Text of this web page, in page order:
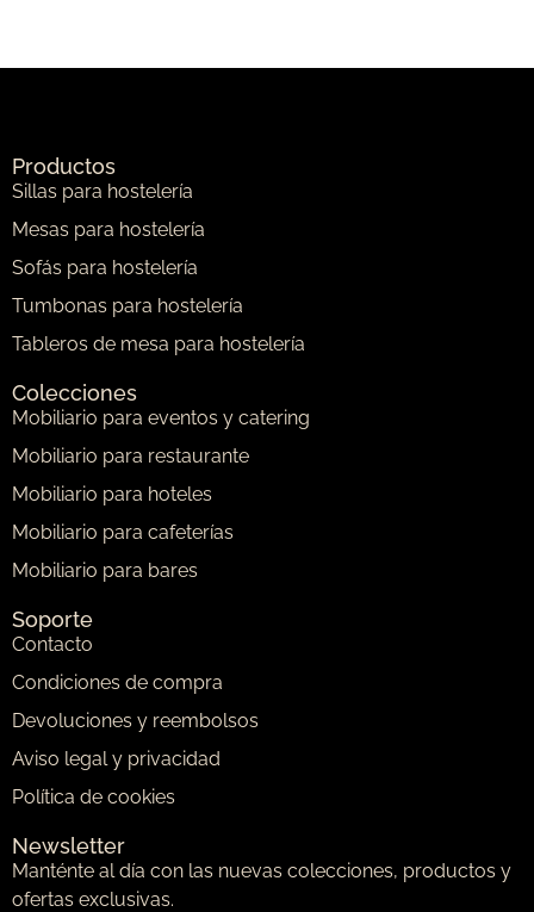
Productos
Sillas para hostelería
Mesas para hostelería
Sofás para hostelería
Tumbonas para hostelería
Tableros de mesa para hostelería
Colecciones
Mobiliario para eventos y catering
Mobiliario para restaurante
Mobiliario para hoteles
Mobiliario para cafeterías
Mobiliario para bares
Soporte
Contacto
Condiciones de compra
Devoluciones y reembolsos
Aviso legal y privacidad
Política de cookies
Newsletter
Manténte al día con las nuevas colecciones, productos y
ofertas exclusivas.